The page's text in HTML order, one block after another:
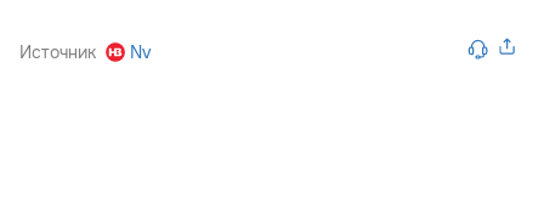
Источник Nv